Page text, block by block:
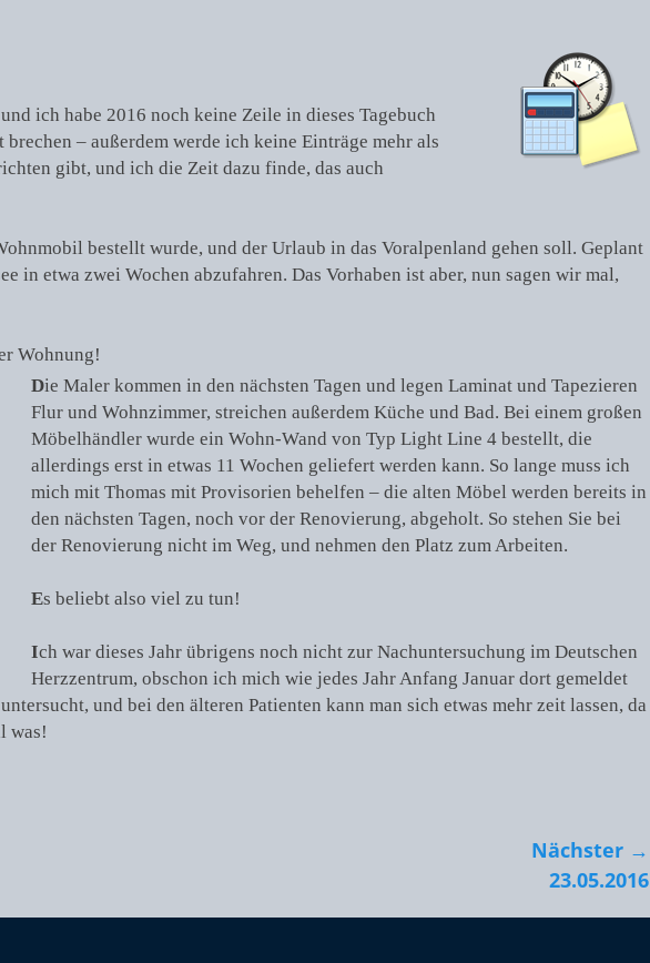
ich habe 2016 noch keine Zeile in dieses Tagebuch
– außerdem werde ich keine Einträge mehr als
gibt, und ich die Zeit dazu finde, das auch
bestellt wurde, und der Urlaub in das Voralpenland gehen soll. Geplant
in etwa zwei Wochen abzufahren. Das Vorhaben ist aber, nun sagen wir mal,
Wohnung!
Die Maler kommen in den nächsten Tagen und legen Laminat und Tapezieren
Flur und Wohnzimmer, streichen außerdem Küche und Bad. Bei einem großen
Möbelhändler wurde ein Wohn-Wand von Typ Light Line 4 bestellt, die
allerdings erst in etwas 11 Wochen geliefert werden kann. So lange muss ich
mich mit Thomas mit Provisorien behelfen – die alten Möbel werden bereits in
den nächsten Tagen, noch vor der Renovierung, abgeholt. So stehen Sie bei
der Renovierung nicht im Weg, und nehmen den Platz zum Arbeiten.
Es beliebt also viel zu tun!
Ich war dieses Jahr übrigens noch nicht zur Nachuntersuchung im Deutschen
Herzzentrum, obschon ich mich wie jedes Jahr Anfang Januar dort gemeldet
und bei den älteren Patienten kann man sich etwas mehr zeit lassen, da
was!
Nächster →
23.05.2016